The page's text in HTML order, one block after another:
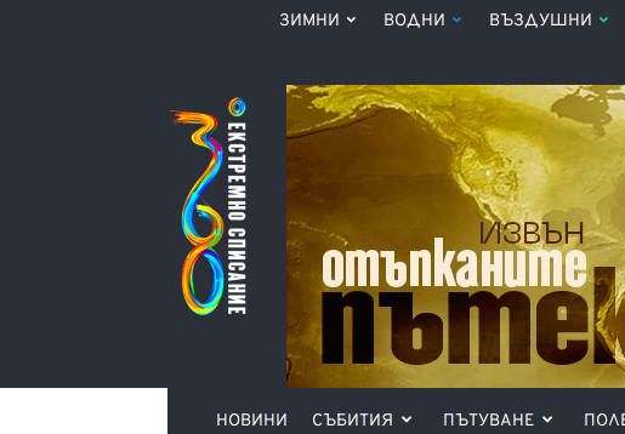
ЗИМНИ ВОДНИ ВЪЗДУШНИ
Списание
360°
НОВИНИ СЪБИТИЯ ПЪТУВАНЕ